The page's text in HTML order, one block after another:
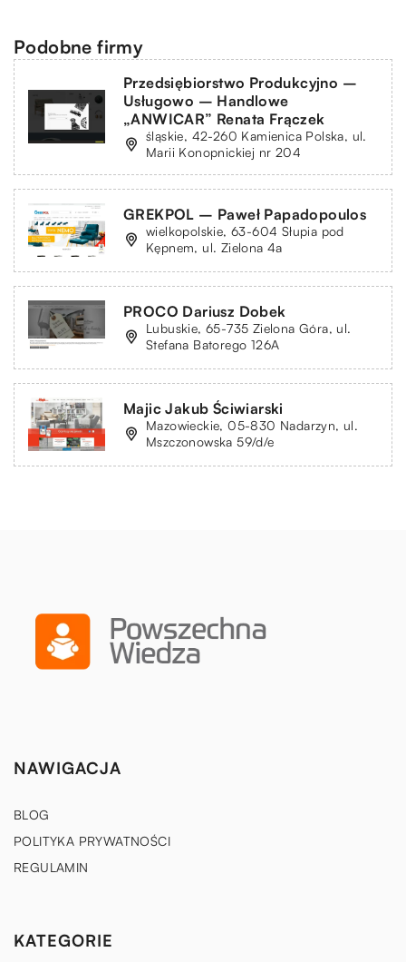
Podobne firmy
Przedsiębiorstwo Produkcyjno –
Usługowo – Handlowe
„ANWICAR” Renata Frączek
śląskie, 42-260 Kamienica Polska, ul.
Marii Konopnickiej nr 204
GREKPOL – Paweł Papadopoulos
wielkopolskie, 63-604 Słupia pod
Kępnem, ul. Zielona 4a
PROCO Dariusz Dobek
Lubuskie, 65-735 Zielona Góra, ul.
Stefana Batorego 126A
Majic Jakub Ściwiarski
Mazowieckie, 05-830 Nadarzyn, ul.
Mszczonowska 59/d/e
NAWIGACJA
BLOG
POLITYKA PRYWATNOŚCI
REGULAMIN
KATEGORIE